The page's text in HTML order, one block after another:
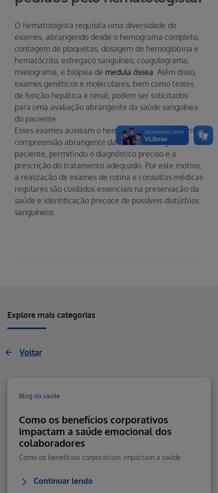
O hematologista requisita uma diversidade de
exames, abrangendo desde o hemograma completo,
contagem de plaquetas, dosagem de hemoglobina e
hematócrito, esfregaço sanguíneo, coagulograma,
mielograma, e biópsia de medula óssea. Além disso,
exames genéticos e moleculares, bem como testes
de função hepática e renal, podem ser solicitados
para uma avaliação abrangente da saúde sanguínea
do paciente.
Esses exames auxiliam o hematologista a obter uma
compreensão abrangente da saúde do sangue do
paciente, permitindo o diagnóstico preciso e a
prescrição do tratamento adequado. Por este motivo,
a realização de exames de rotina e consultas médicas
regulares são cuidados essenciais na preservação da
saúde e identificação precoce de possíveis distúrbios
sanguíneos.
Explore mais categorias
Voltar
Blog da saúde
Como os benefícios corporativos
impactam a saúde emocional dos
colaboradores
Continuar lendo